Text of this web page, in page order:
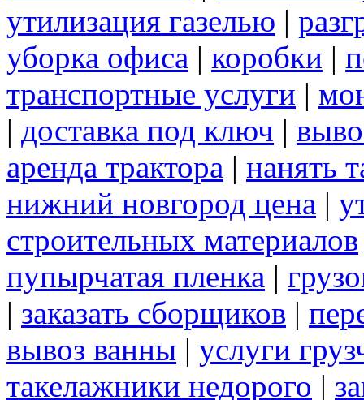
утилизация газелью |
уборка офиса | коробки |
транспортные услуги |
| доставка под ключ |
аренда трактора | нанять
нижний новгород цена |
строительных материалов
пупырчатая пленка |
| заказать сборщиков |
вывоз ванны | услуги
такелажники недорого |